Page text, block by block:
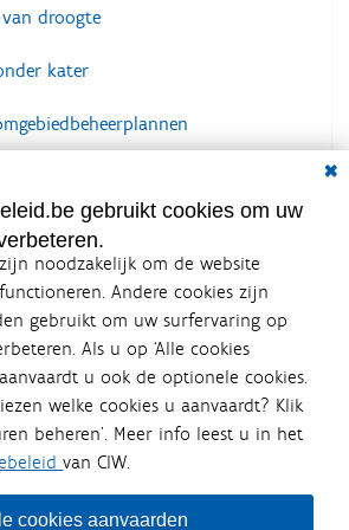
droogte
kater
gebruikt cookies om uw
noodzakelijk om de website
Andere cookies zijn
gebruikt om uw surfervaring op
Als u op ‘Alle cookies
u ook de optionele cookies.
welke cookies u aanvaardt? Klik
beheren’. Meer info leest u in het
van CIW.
cookies aanvaarden
is een
van de Vlaamse
Coördinatiecommissie Integraal
Integraal Waterbeleid (CIW) is een
het waterbeleid betrokken zijn. Ook